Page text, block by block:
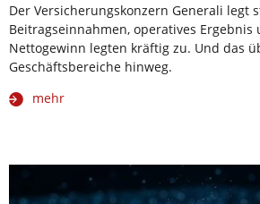
Der Versicherungskonzern Generali legt
Beitragseinnahmen, operatives
Nettogewinn legten kräftig zu. Und das
Geschäftsbereiche hinweg.
mehr